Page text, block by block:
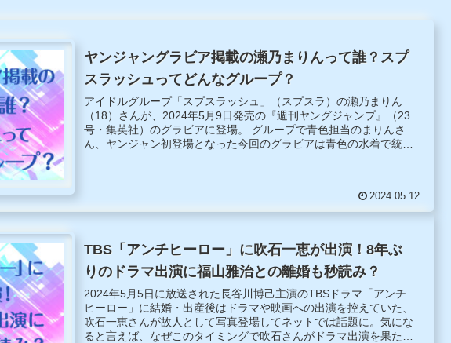
ヤンジャングラビア掲載の瀬乃まりんって誰？スプ
スラッシュってどんなグループ？
アイドルグループ「スプスラッシュ」（スプスラ）の瀬乃まりん
（18）さんが、2024年5月9日発売の『週刊ヤングジャンプ』（23
号・集英社）のグラビアに登場。 グループで青色担当のまりんさ
ん、ヤンジャン初登場となった今回のグラビアは青色の水着で統
電子写真集「青を知ること。」も発売されています。グラビア撮影
時のメイキング映像も公開。こんな動画を見たら写真集も買いたく
2024.05.12
TBS「アンチヒーロー」に吹石一恵が出演！8年ぶ
りのドラマ出演に福山雅治との離婚も秒読み？
2024年5月5日に放送された長谷川博己主演のTBSドラマ「アンチ
ヒーロー」に結婚・出産後はドラマや映画への出演を控えていた、
吹石一恵さんが故人として写真登場してネットでは話題に。気にな
ると言えば、なぜこのタイミングで吹石さんがドラマ出演を果たし